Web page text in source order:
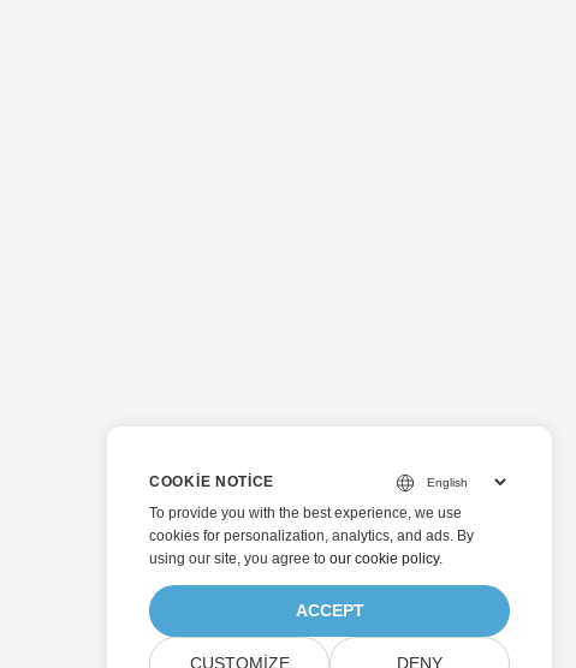
COOKIE NOTICE
To provide you with the best experience, we use
cookies for personalization, analytics, and ads. By
using our site, you agree to our cookie policy.
ACCEPT
CUSTOMIZE DENY